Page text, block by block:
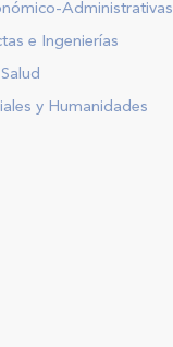
Administrativas
e Ingenierías
y Humanidades